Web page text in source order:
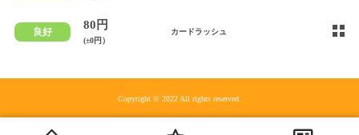
良好
80円
(±0円）
カードラッシュ
Copyright © 2022 All rights reserved.